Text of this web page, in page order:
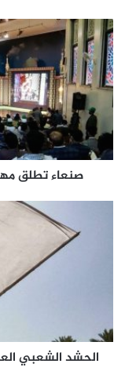
صنعاء تطلق
الحشد الشعبي